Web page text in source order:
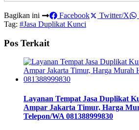
Bagikan ini Facebook Twitter/X
Tag: #Jasa Duplikat Kunci
Pos Terkait
Layanan Tempat Jasa Duplikat
Ampar Jakarta Timur, Harga
Telepon/WA 081388999830